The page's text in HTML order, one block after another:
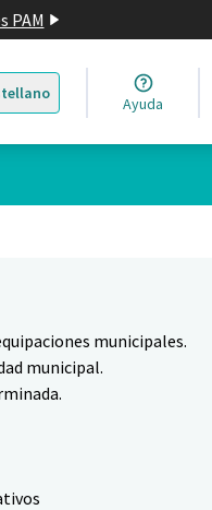
PAM
llengua Elegir el idioma
Ayuda
municipales.
municipal.